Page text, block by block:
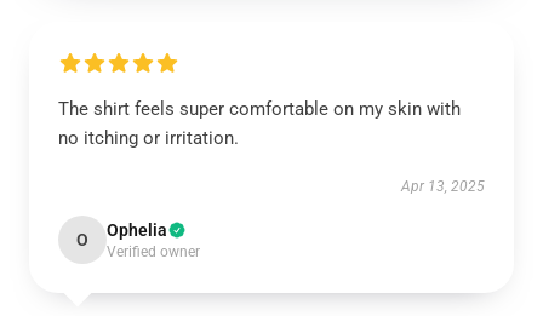
The shirt feels super comfortable on my skin with
no itching or irritation.
Apr 13, 2025
O Ophelia
Verified owner